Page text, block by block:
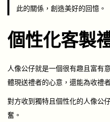
此的關係，創造美好的回憶。
個性化客製
人像公仔就是一個很有趣且富有
體現送禮者的心意，還能為收禮
對方收到獨特且個性化的人像公
奮。